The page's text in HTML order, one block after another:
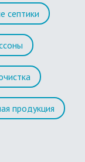
септики
продукция